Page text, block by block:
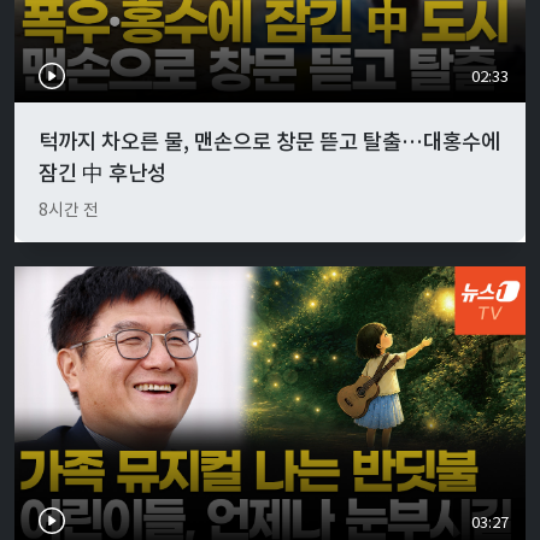
02:33
턱까지 차오른 물, 맨손으로 창문 뜯고 탈출…대홍수에
잠긴 中 후난성
8시간 전
03:27